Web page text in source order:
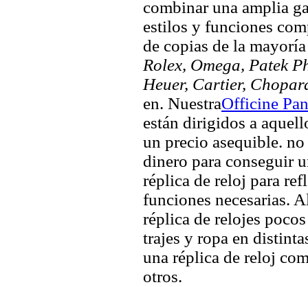
combinar una amplia
estilos y funciones
de copias de la
Rolex, Omega, Patek
Heuer, Cartier,
en. NuestraOfficine
están dirigidos a
un precio asequible.
dinero para conseguir
réplica de reloj para
funciones necesarias.
réplica de relojes
trajes y ropa en
una réplica de reloj
otros.